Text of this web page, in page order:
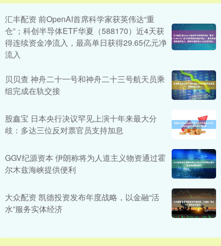
汇丰配资 前OpenAI首席科学家获英伟达“重
仓”；科创半导体ETF华夏（588170）近4天获
得连续资金净流入，最高单日获得29.65亿元净
流入
贝贝查 神舟二十一号和神舟二十三号航天员乘
组完成在轨交接
股鑫宝 日本央行决议罕见上演十年来最大分
歧：多达三位反对票官员支持加息
GGV纪源资本 伊朗称将为人道主义物资通过霍
尔木兹海峡提供便利
大众配资 凯德投资发布年度战略，以金融“活
水”服务实体经济